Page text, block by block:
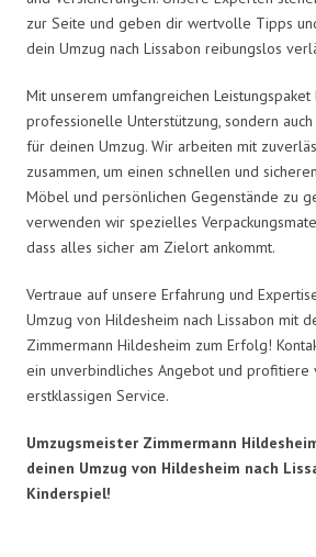
zur Seite und geben dir wertvolle Tipps
dein Umzug nach Lissabon reibungslos
Mit unserem umfangreichen
professionelle Unterstützung, sondern
für deinen Umzug. Wir arbeiten mit
zusammen, um einen schnellen und
Möbel und persönlichen Gegenstände zu
verwenden wir spezielles
dass alles sicher am Zielort ankommt.
Vertraue auf unsere Erfahrung und
Umzug von Hildesheim nach Lissabon mit
Zimmermann Hildesheim zum Erfolg!
ein unverbindliches Angebot und profitiere
erstklassigen Service.
Umzugsmeister Zimmermann
deinen Umzug von Hildesheim nach
Kinderspiel!